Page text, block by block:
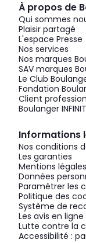
À propos de
Qui sommes
Plaisir partagé
L'espace Presse
Nos services
Nos marques
SAV marques
Le Club
Fondation
Client
Boulanger
Informations
Nos conditions
Les garanties
Mentions légales
Données
Paramétrer les
Politique des
Système de
Les avis en ligne
Lutte contre la
Accessibilité :